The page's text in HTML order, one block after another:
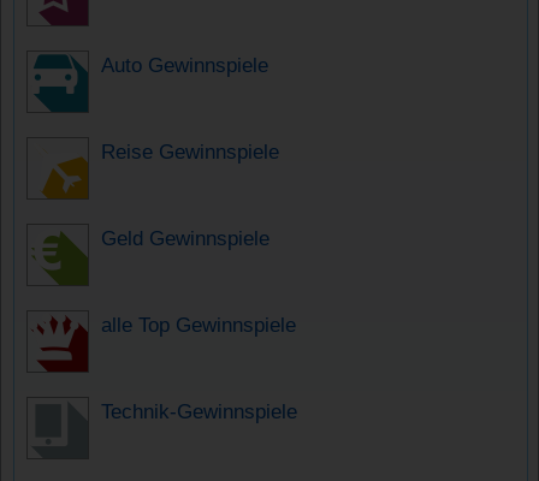
Auto Gewinnspiele
Reise Gewinnspiele
Geld Gewinnspiele
alle Top Gewinnspiele
Technik-Gewinnspiele